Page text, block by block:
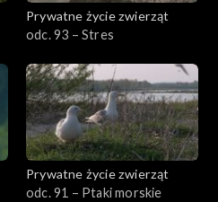
Prywatne życie zwierząt
odc. 93 – Stres
Prywatne życie zwierząt
odc. 91 – Ptaki morskie